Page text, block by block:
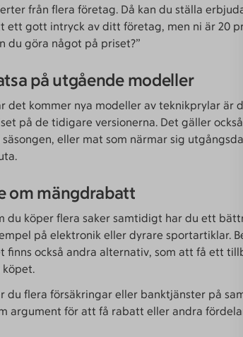
från flera företag. Då kan du ställa
ett gott intryck av ditt företag, men ni är 20
du göra något på priset?”
på utgående modeller
det kommer nya modeller av teknikprylar är
på de tidigare versionerna. Det gäller
säsongen, eller mat som närmar sig
om mängdrabatt
du köper flera saker samtidigt har du ett
på elektronik eller dyrare sportartiklar.
finns också andra alternativ, som att få ett
köpet.
du flera försäkringar eller banktjänster på
argument för att få rabatt eller andra